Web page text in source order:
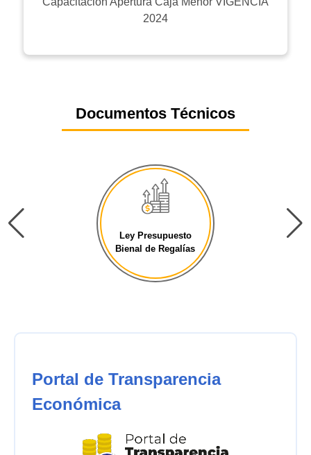
2024
Documentos Técnicos
Ley Presupuesto
Bienal de Regalías
Portal de Transparencia
Económica